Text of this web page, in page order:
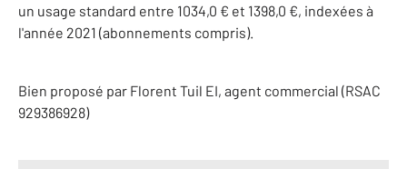
un usage standard entre 1034,0 € et 1398,0 €, indexées à
l'année 2021 (abonnements compris).
Bien proposé par Florent Tuil EI, agent commercial (RSAC
929386928)